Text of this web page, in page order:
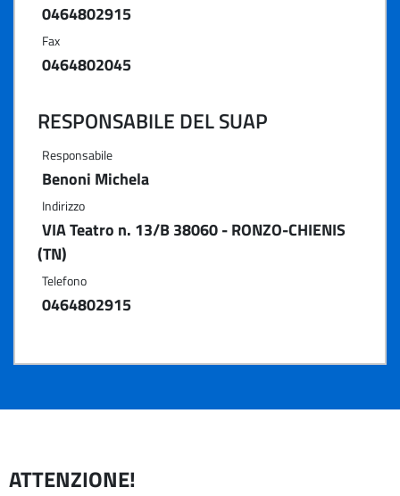
0464802915
Fax
0464802045
RESPONSABILE DEL SUAP
Responsabile
Benoni Michela
Indirizzo
VIA Teatro n. 13/B 38060 - RONZO-CHIENIS
(TN)
Telefono
0464802915
ATTENZIONE!